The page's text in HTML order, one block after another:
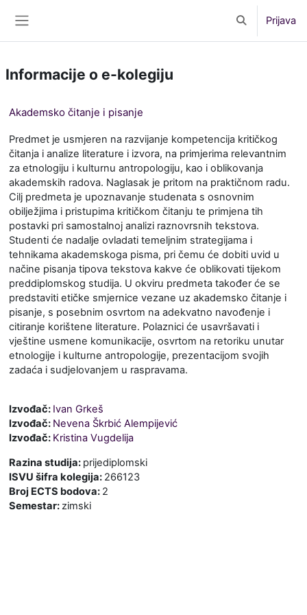
Toggle search
Prijava
Informacije o e-kolegiju
Akademsko čitanje i pisanje
Predmet je usmjeren na razvijanje kompetencija kritičkog
čitanja i analize literature i izvora, na primjerima relevantnim
za etnologiju i kulturnu antropologiju, kao i oblikovanja
akademskih radova. Naglasak je pritom na praktičnom radu.
Cilj predmeta je upoznavanje studenata s osnovnim
obilježjima i pristupima kritičkom čitanju te primjena tih
postavki pri samostalnoj analizi raznovrsnih tekstova.
Studenti će nadalje ovladati temeljnim strategijama i
tehnikama akademskoga pisma, pri čemu će dobiti uvid u
načine pisanja tipova tekstova kakve će oblikovati tijekom
preddiplomskog studija. U okviru predmeta također će se
predstaviti etičke smjernice vezane uz akademsko čitanje i
pisanje, s posebnim osvrtom na adekvatno navođenje i
citiranje korištene literature. Polaznici će usavršavati i
vještine usmene komunikacije, osvrtom na retoriku unutar
etnologije i kulturne antropologije, prezentacijom svojih
zadaća i sudjelovanjem u raspravama.
Izvođač: Ivan Grkeš
Izvođač: Nevena Škrbić Alempijević
Izvođač: Kristina Vugdelija
Razina studija: prijediplomski
ISVU šifra kolegija: 266123
Broj ECTS bodova: 2
Semestar:zimski